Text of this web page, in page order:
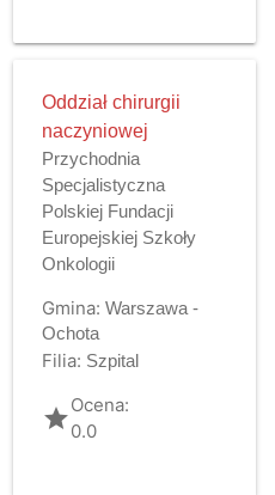
Oddział chirurgii
naczyniowej
Przychodnia
Specjalistyczna
Polskiej Fundacji
Europejskiej Szkoły
Onkologii
Gmina: Warszawa -
Ochota
Filia: Szpital
gradeOcena:
0.0